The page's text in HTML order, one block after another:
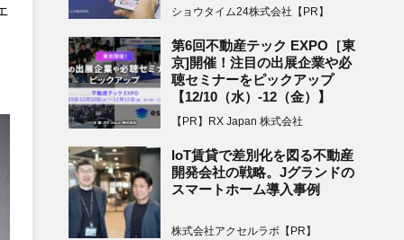
ショウタイム24株式会社【PR】
第6回不動産テック EXPO［東
京]開催！注目の出展企業や必
聴セミナーをピックアップ
【12/10（水）-12（金）】
【PR】RX Japan 株式会社
IoT賃貸で差別化を図る不動産
開発会社の戦略。Jグランドの
スマートホーム導入事例
株式会社アクセルラボ【PR】